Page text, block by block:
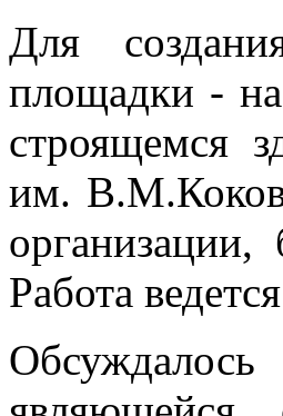
Для
площадки -
строящемся
им.
Работа